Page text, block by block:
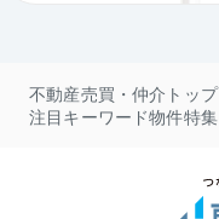
不動産売買・仲介トップ
注目キーワード物件特集